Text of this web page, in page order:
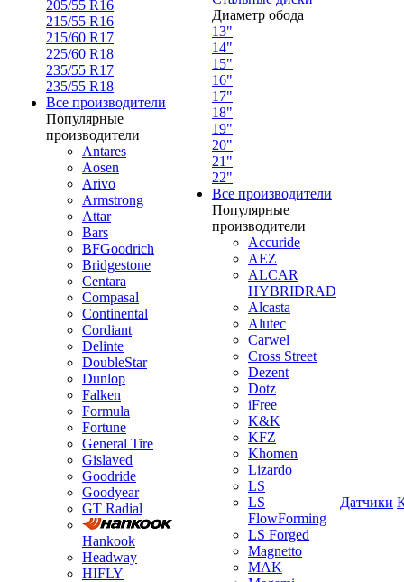
205/55 R16
215/55 R16
215/60 R17
225/60 R18
235/55 R17
235/55 R18
Все производители
Популярные
производители
Antares
Aosen
Arivo
Armstrong
Attar
Bars
BFGoodrich
Bridgestone
Centara
Compasal
Continental
Cordiant
Delinte
DoubleStar
Dunlop
Falken
Formula
Fortune
General Tire
Gislaved
Goodride
Goodyear
GT Radial
Hankook
Headway
HIFLY
Диаметр обода
13"
14"
15"
16"
17"
18"
19"
20"
21"
22"
Все производители
Популярные
производители
Accuride
AEZ
ALCAR
HYBRIDRAD
Alcasta
Alutec
Carwel
Cross Street
Dezent
Dotz
iFree
K&K
KFZ
Khomen
Lizardo
LS
LS
FlowForming
LS Forged
Magnetto
MAK
Датчики